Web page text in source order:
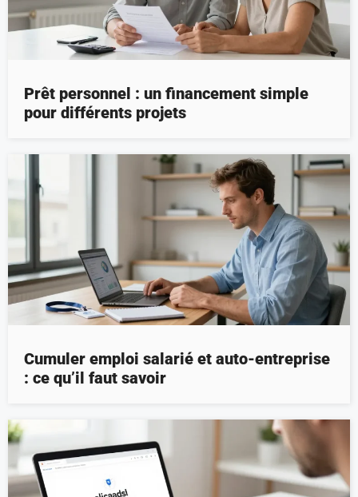
Prêt personnel : un financement simple
pour différents projets
Cumuler emploi salarié et auto-entreprise
: ce qu’il faut savoir